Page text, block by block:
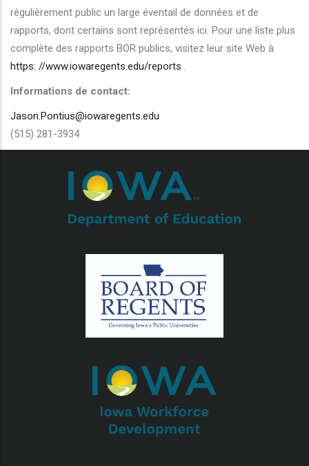
régulièrement public un large éventail de données et de
rapports, dont certains sont représentés ici. Pour une liste plus
complète des rapports BOR publics, visitez leur site Web à
https: //www.iowaregents.edu/reports .
Informations de contact:
Jason.Pontius@iowaregents.edu
(515) 281-3934